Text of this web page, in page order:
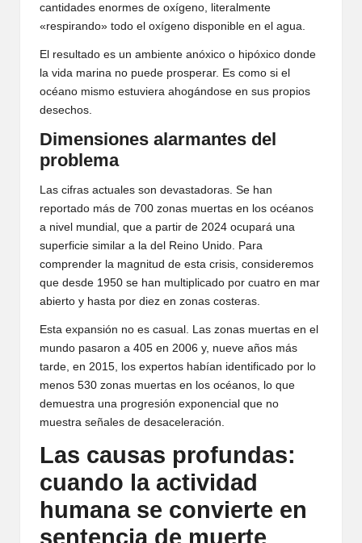
cantidades enormes de oxígeno, literalmente
«respirando» todo el oxígeno disponible en el agua.
El resultado es un ambiente anóxico o hipóxico donde
la vida marina no puede prosperar. Es como si el
océano mismo estuviera ahogándose en sus propios
desechos.
Dimensiones alarmantes del
problema
Las cifras actuales son devastadoras. Se han
reportado más de 700 zonas muertas en los océanos
a nivel mundial, que a partir de 2024 ocupará una
superficie similar a la del Reino Unido. Para
comprender la magnitud de esta crisis, consideremos
que desde 1950 se han multiplicado por cuatro en mar
abierto y hasta por diez en zonas costeras.
Esta expansión no es casual. Las zonas muertas en el
mundo pasaron a 405 en 2006 y, nueve años más
tarde, en 2015, los expertos habían identificado por lo
menos 530 zonas muertas en los océanos, lo que
demuestra una progresión exponencial que no
muestra señales de desaceleración.
Las causas profundas:
cuando la actividad
humana se convierte en
sentencia de muerte